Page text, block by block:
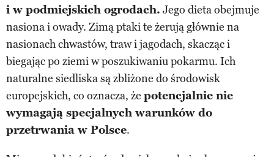
i w podmiejskich ogrodach. Jego dieta obejmuje
nasiona i owady. Zimą ptaki te żerują głównie na
nasionach chwastów, traw i jagodach, skacząc i
biegając po ziemi w poszukiwaniu pokarmu. Ich
naturalne siedliska są zbliżone do środowisk
europejskich, co oznacza, że potencjalnie nie
wymagają specjalnych warunków do
przetrwania w Polsce.